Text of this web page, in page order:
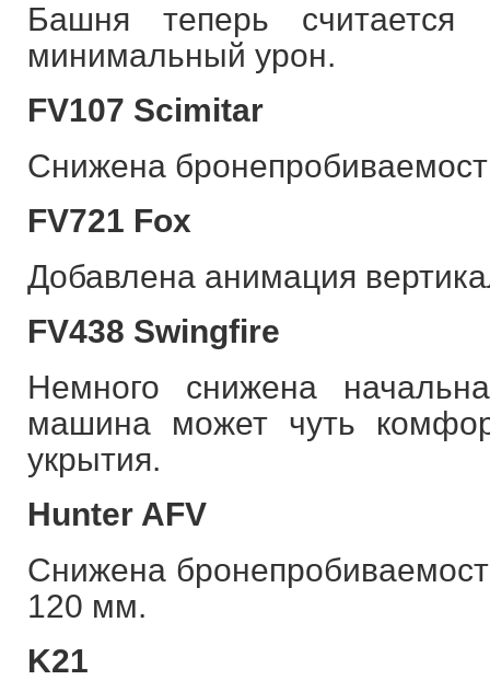
Башня теперь считается
минимальный урон.
FV107 Scimitar
Снижена
FV721 Fox
Добавлена анимация
FV438 Swingfire
Немного снижена
машина может чуть
укрытия.
Hunter AFV
Снижена
120 мм.
K21